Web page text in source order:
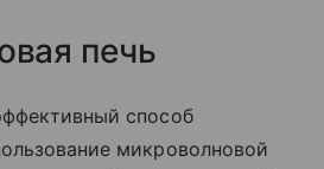
печь
способ
микроволновой